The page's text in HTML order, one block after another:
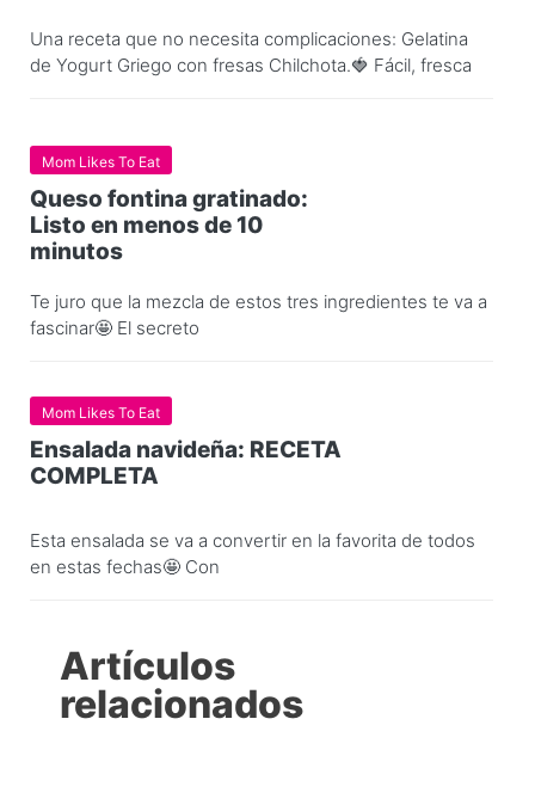
Una receta que no necesita complicaciones: Gelatina
de Yogurt Griego con fresas Chilchota.🍓 Fácil, fresca
Mom Likes To Eat
Queso fontina gratinado:
Listo en menos de 10
minutos
Te juro que la mezcla de estos tres ingredientes te va a
fascinar🤩 El secreto
Mom Likes To Eat
Ensalada navideña: RECETA
COMPLETA
Esta ensalada se va a convertir en la favorita de todos
en estas fechas🤩 Con
Artículos
relacionados